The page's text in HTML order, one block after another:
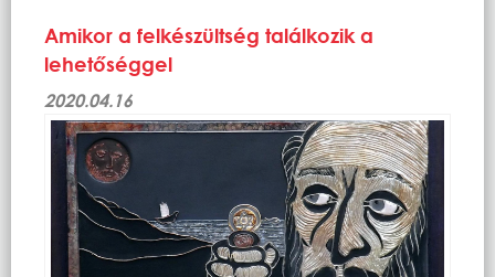
Amikor a felkészültség találkozik a
lehetőséggel
2020.04.16